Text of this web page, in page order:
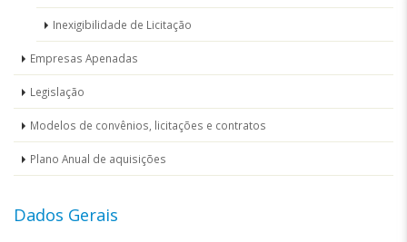
Inexigibilidade de Licitação
Empresas Apenadas
Legislação
Modelos de convênios, licitações e contratos
Plano Anual de aquisições
Dados Gerais